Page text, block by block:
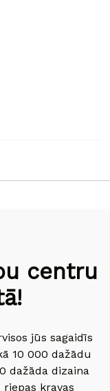
centru
jūs sagaidīs
10 000 dažādu
dažāda dizaina
kravas